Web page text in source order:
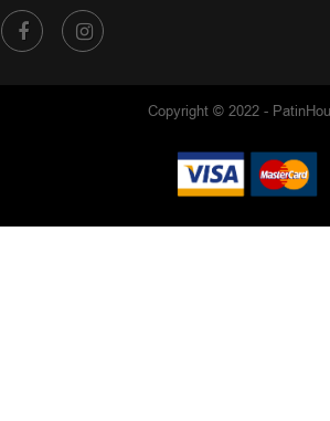
Copyright © 2022 -